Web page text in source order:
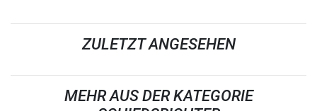
ZULETZT ANGESEHEN
MEHR AUS DER KATEGORIE